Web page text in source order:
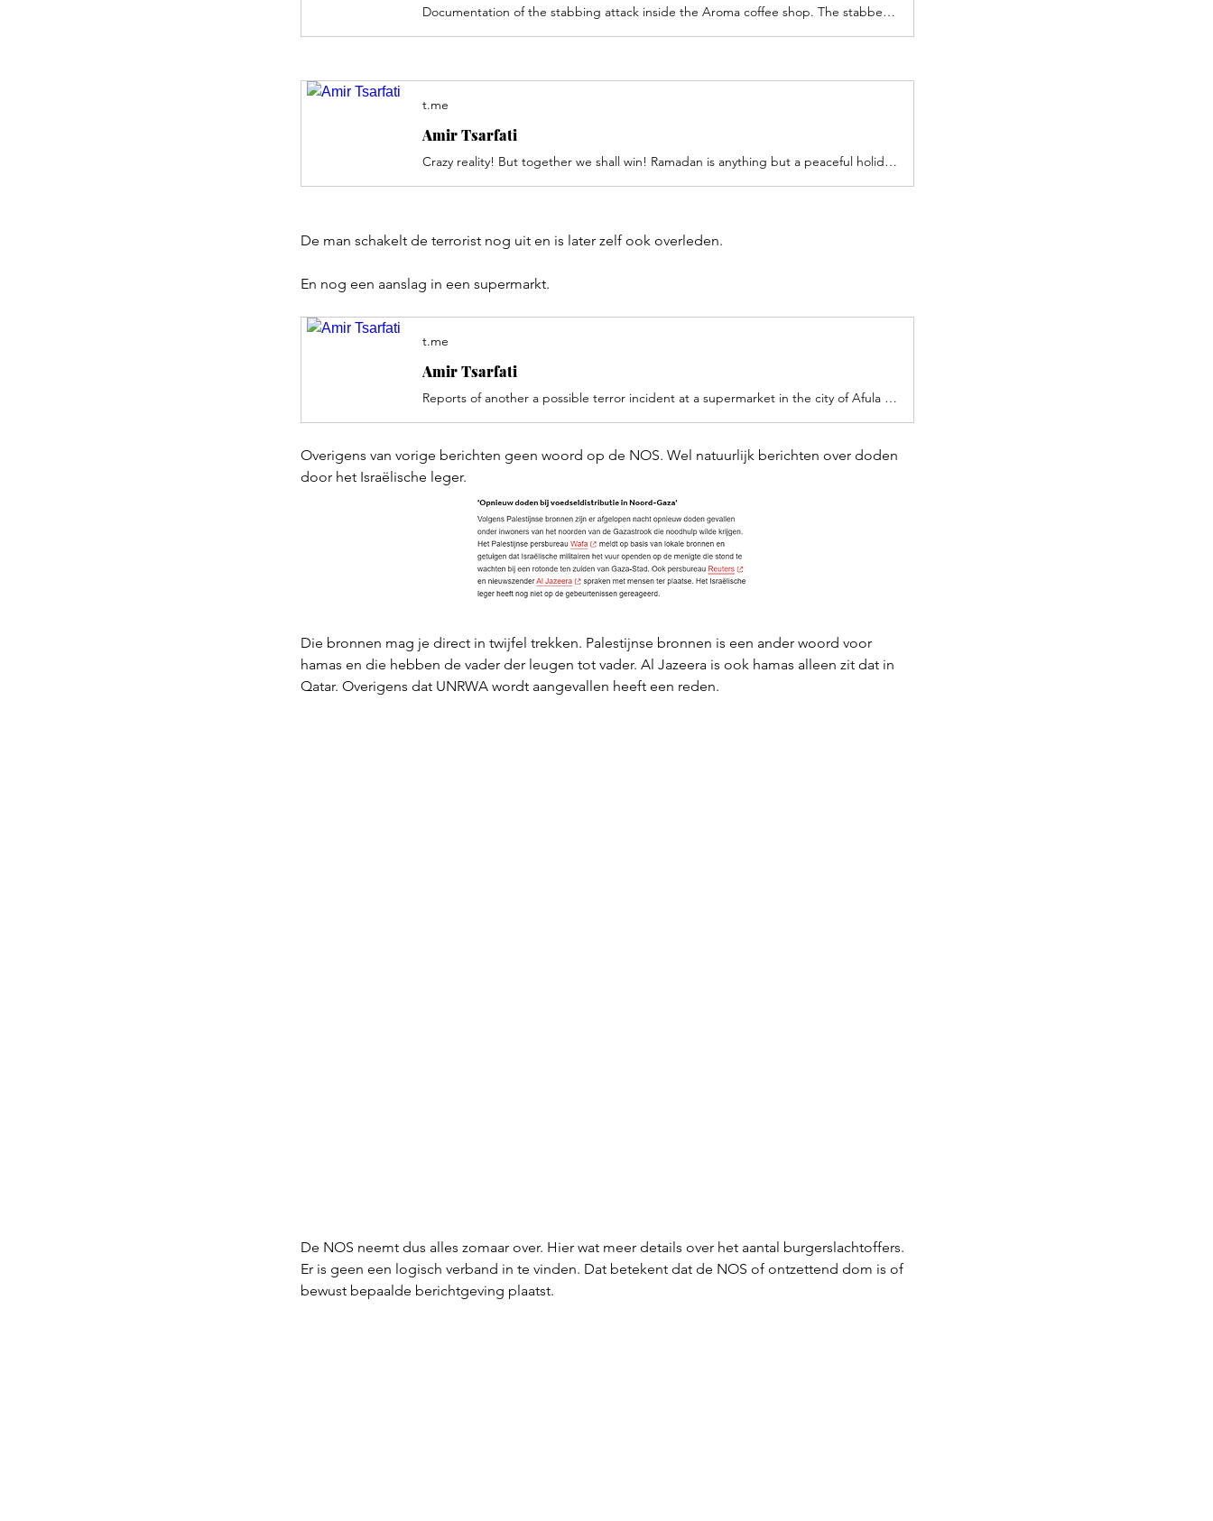
Documentation of the stabbing attack inside the Aroma coffee shop. The stabber is a 22 years old Muslim from Rahat in the Negev.
t.me
Amir Tsarfati
Crazy reality! But together we shall win! Ramadan is anything but a peaceful holiday that’s for sure!
De man schakelt de terrorist nog uit en is later zelf ook overleden.
En nog een aanslag in een supermarkt.
t.me
Amir Tsarfati
Reports of another a possible terror incident at a supermarket in the city of Afula in the Jezreel valley
Overigens van vorige berichten geen woord op de NOS. Wel natuurlijk berichten over doden
door het Israëlische leger.
Die bronnen mag je direct in twijfel trekken. Palestijnse bronnen is een ander woord voor
hamas en die hebben de vader der leugen tot vader. Al Jazeera is ook hamas alleen zit dat in
Qatar. Overigens dat UNRWA wordt aangevallen heeft een reden.
De NOS neemt dus alles zomaar over. Hier wat meer details over het aantal burgerslachtoffers.
Er is geen een logisch verband in te vinden. Dat betekent dat de NOS of ontzettend dom is of
bewust bepaalde berichtgeving plaatst.